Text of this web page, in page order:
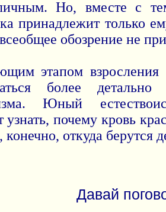
Но, вместе с
принадлежит только
обозрение не
этапом
более
Юный
узнать, почему кровь
откуда берутся
Давай